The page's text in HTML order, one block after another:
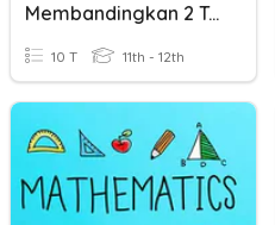
Membandingkan 2 Teks
10 T 11th - 12th